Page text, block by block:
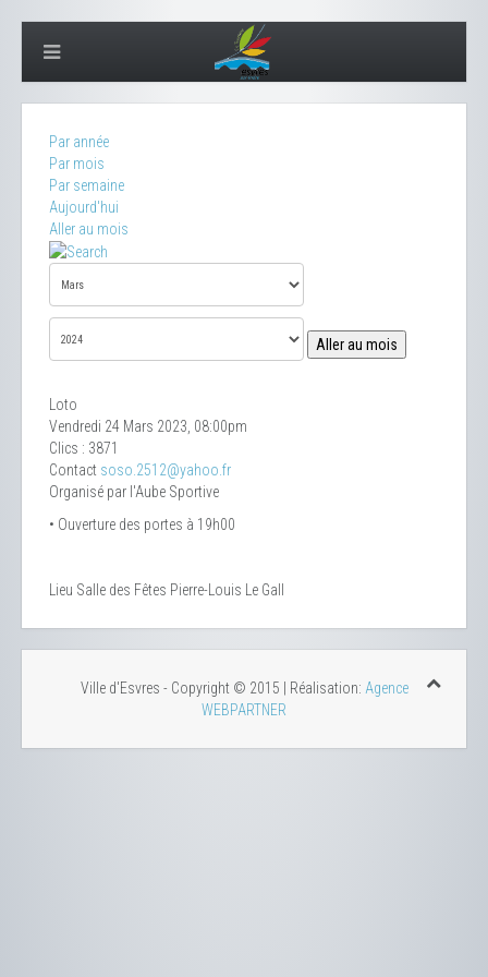
Par année
Par mois
Par semaine
Aujourd'hui
Aller au mois
Aller au mois
Loto
Vendredi 24 Mars 2023, 08:00pm
Clics : 3871
Contact soso.2512@yahoo.fr
Organisé par l'Aube Sportive
• Ouverture des portes à 19h00
Lieu Salle des Fêtes Pierre-Louis Le Gall
Ville d'Esvres - Copyright © 2015 | Réalisation: Agence
WEBPARTNER